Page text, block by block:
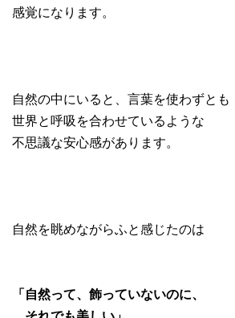
感覚になります。
自然の中にいると、言葉を使わずとも
世界と呼吸を合わせているような
不思議な安心感があります。
自然を眺めながらふと感じたのは
「自然って、飾っていないのに、